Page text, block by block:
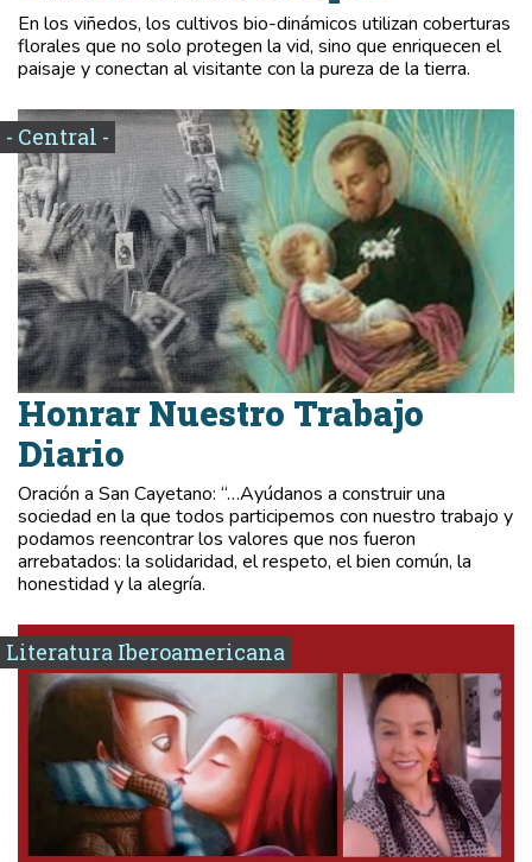
En los viñedos, los cultivos bio-dinámicos utilizan coberturas
florales que no solo protegen la vid, sino que enriquecen el
paisaje y conectan al visitante con la pureza de la tierra.
- Central -
Honrar Nuestro Trabajo
Diario
Oración a San Cayetano: “…Ayúdanos a construir una
sociedad en la que todos participemos con nuestro trabajo y
podamos reencontrar los valores que nos fueron
arrebatados: la solidaridad, el respeto, el bien común, la
honestidad y la alegría.
Literatura Iberoamericana